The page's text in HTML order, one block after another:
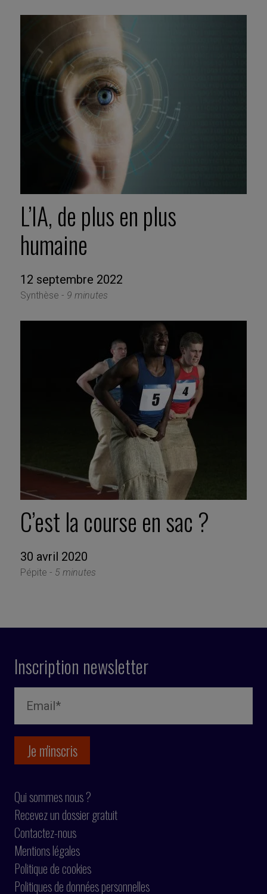
L’IA, de plus en plus
humaine
12 septembre 2022
Synthèse - 9 minutes
C’est la course en sac ?
30 avril 2020
Pépite - 5 minutes
Inscription newsletter
Qui sommes nous ?
Recevez un dossier gratuit
Contactez-nous
Mentions légales
Politique de cookies
Politiques de données personnelles